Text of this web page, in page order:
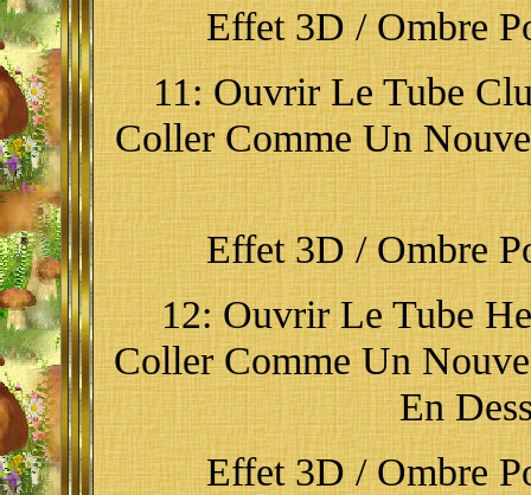
Effet 3D / Ombre
11: Ouvrir Le Tube
Coller Comme Un
Effet 3D / Ombre
12: Ouvrir Le Tube
Coller Comme Un
En
Effet 3D / Ombre